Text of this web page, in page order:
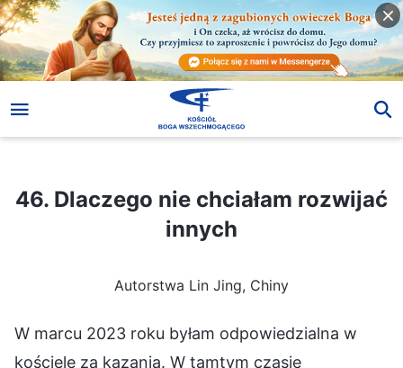
46. Dlaczego nie chciałam rozwijać innych
46. Dlaczego nie chciałam rozwijać
innych
Autorstwa Lin Jing, Chiny
W marcu 2023 roku byłam odpowiedzialna w
kościele za kazania. W tamtym czasie